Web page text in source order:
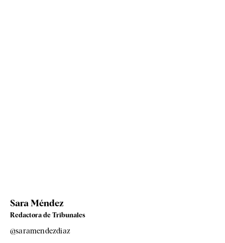
Sara Méndez
Redactora de Tribunales
@saramendezdiaz